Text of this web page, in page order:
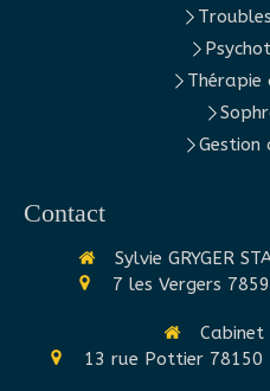
Thérapie
Gestion
Contact
Sylvie GRYGER
7 les Vergers
Cabinet
13 rue Pottier 78150